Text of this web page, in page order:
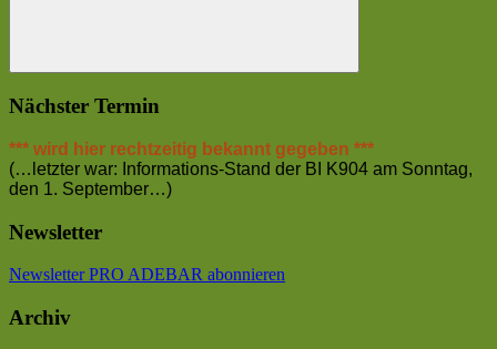
Suchen
Nächster Termin
*** wird hier rechtzeitig bekannt gegeben ***
(…letzter war: Informations-Stand der BI K904 am Sonntag,
den 1. September…)
Newsletter
Newsletter PRO ADEBAR abonnieren
Archiv